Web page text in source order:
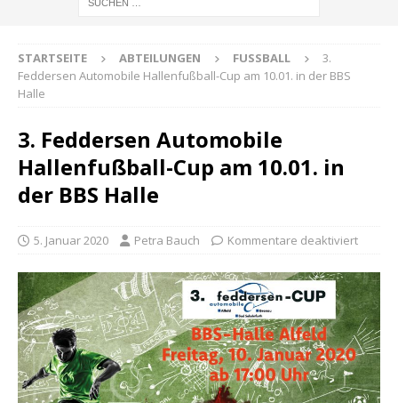
STARTSEITE ABTEILUNGEN FUSSBALL
3.
Feddersen Automobile Hallenfußball-Cup am 10.01. in der BBS
Halle
3. Feddersen Automobile
Hallenfußball-Cup am 10.01. in
der BBS Halle
5. Januar 2020 Petra Bauch Kommentare deaktiviert